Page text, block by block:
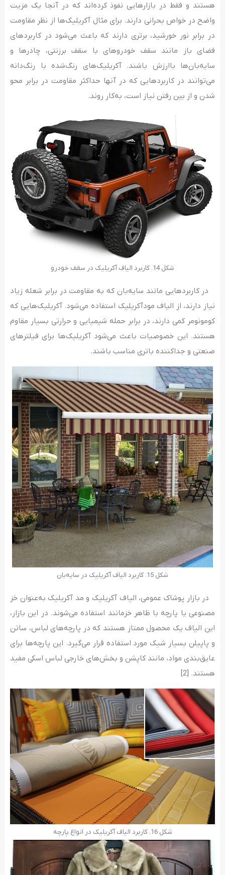
هستند و فقط در بازارهایی نفوذ کرده‌اند که در آنجا یک مزیت
واضح در خواص بحرانی دارند. برای مثال آکریلیک‌ها از نظر مقاومت
در برابر نور خورشید، برتری دارند که باعث می‌شود در کاربردهای
فضای باز مانند سقف خودروهای با سقف برزنتی، چادرها و
سایه‌بان‌ها باارزش باشند. آکریلیک‌های رنگ‌شده با رنگ‌دانه
می‌توانند در کاربردهایی که در آنها حداکثر مقاومت در برابر محو
شدن و از بین رفتن نیاز است، به‌کار روند.
شکل 14. کاربرد الیاف آکریلیک در سقف خودرو
در کاربردهایی مانند سایه‌بان که به مقاومت در برابر شعله زیاد
نیاز دارند، از الیاف مودآکریلیک استفاده می‌شود. آکریلیک‌هایی که
کومونومر کمی دارند، در برابر حمله شیمیایی و حرارتی بسیار مقاوم
هستند. این خصوصیات باعث می‌شود آکریلیک‌ها برای فیلترهای
صنعتی و جداکننده باتری مناسب باشند.
شکل 15. کاربرد الیاف آکریلیک در سایه‌بان
در بازار پوشاک عمومی، الیاف آکریلیک و مد آکریلیک به‌عنوان خز
مصنوعی یا پارچه با ظاهر خزمانند استفاده می‌شوند. در این بازار،
این الیاف یک محصول ممتاز هستند که در پارچه‌های لباس، ساتن
و پاپیلن بسیار شیک مورد استفاده قرار می‌گیرد. این پارچه‌ها برای
عایق‌بندی مواد، مانند کاپشن و بخش‌های خارجی لباس اسکی مفید
هستند. [2]
شکل 16. کاربرد الیاف آکریلیک در انواع پارچه